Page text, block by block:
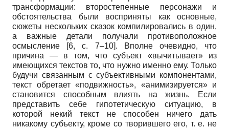
трансформации: второстепенные персонажи и
обстоятельства были восприняты как основные,
сюжеты нескольких сказок компилировались в один,
а важные детали получали противоположное
осмысление [6, с. 7–10]. Вполне очевидно, что
причина — в том, что субъект «вычитывает» из
имеющихся текстов то, что нужно именно ему. Только
будучи связанным с субъективными компонентами,
текст обретает «подвижность», «анимизируется» и
становится способным влиять на жизнь. Если
представить себе гипотетическую ситуацию, в
которой некий текст не способен ничего дать
никакому субъекту, кроме со творившего его, т. е. не